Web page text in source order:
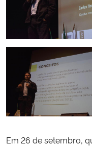
Em 26 de setembro,